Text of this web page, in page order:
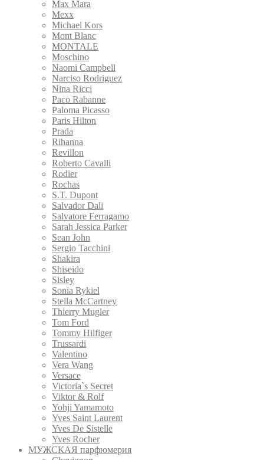
Max Mara
Mexx
Michael Kors
Mont Blanc
MONTALE
Moschino
Naomi Campbell
Narciso Rodriguez
Nina Ricci
Paco Rabanne
Paloma Picasso
Paris Hilton
Prada
Rihanna
Revillon
Roberto Cavalli
Rodier
Rochas
S.T. Dupont
Salvador Dali
Salvatore Ferragamo
Sarah Jessica Parker
Sean John
Sergio Tacchini
Shakira
Shiseido
Sisley
Sonia Rykiel
Stella McCartney
Thierry Mugler
Tom Ford
Tommy Hilfiger
Trussardi
Valentino
Vera Wang
Versace
Victoria`s Secret
Viktor & Rolf
Yohji Yamamoto
Yves Saint Laurent
Yves De Sistelle
Yves Rocher
МУЖСКАЯ парфюмерия